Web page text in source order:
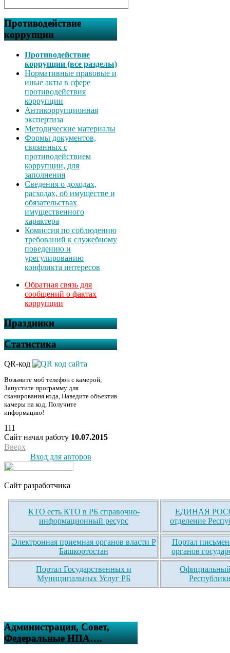
Противодействие
коррупции
Противодействие
коррупции (все разделы)
Нормативные правовые и
иные акты в сфере
противодействия
коррупции
Антикоррупционная
экспертиза
Методические материалы
Формы документов,
связанных с
противодействием
коррупции, для
заполнения
Сведения о доходах,
расходах, об имуществе и
обязательствах
имущественного
характера
Комиссия по соблюдению
требований к служебному
поведению и
урегулированию
конфликта интересов
Обратная связь для
сообщений о фактах
коррупции
Праздники
Статистика
QR-код
Возьмите моб телефон с камерой,
Запустите программу для
сканирования кода, Наведите объектив
камеры на код, Получите
информацию!
111
Сайт начал работу 10.07.2015
Вверх
Вход для авторов
Сайт разработчика
КТО есть КТО в РБ справочно-
информационный ресурс
ЕДИНАЯ
отделение
Электронная приемная органов власти Р
Башкортостан
Портал
органов
Портал Государственных и
Муниципальных Услуг РБ
Официальный
Администрация, Совет,
Федеральные НПА….